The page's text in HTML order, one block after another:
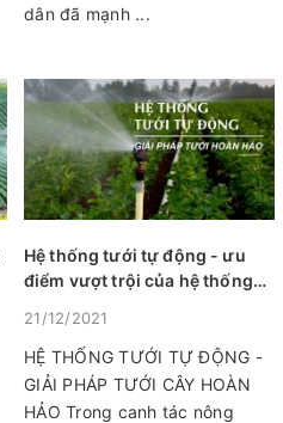
dân đã mạnh ...
Hệ thống tưới tự động - ưu
điểm vượt trội của hệ thống
21/12/2021
HỆ THỐNG TƯỚI TỰ ĐỘNG -
GIẢI PHÁP TƯỚI CÂY HOÀN
HẢO Trong canh tác nông